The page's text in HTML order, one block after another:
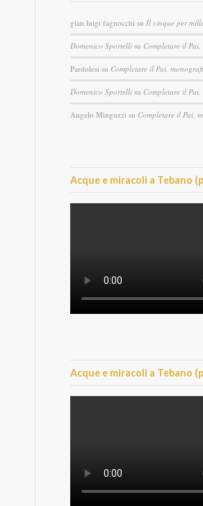
gian luigi fagnocchi su Il cinque per
Domenico Sportelli su Completare il
Pardolesi su Completare il Pai,
Domenico Sportelli su Completare il
Angelo Minguzzi su Completare il Pai,
Acque e miracoli a Tebano
Acque e miracoli a Tebano